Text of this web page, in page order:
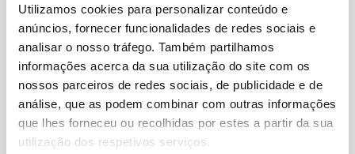
Utilizamos cookies para personalizar conteúdo e
anúncios, fornecer funcionalidades de redes sociais e
analisar o nosso tráfego. Também partilhamos
informações acerca da sua utilização do site com os
nossos parceiros de redes sociais, de publicidade e de
análise, que as podem combinar com outras informações
que lhes forneceu ou recolhidas por estes a partir da sua
utilização dos respetivos serviços.